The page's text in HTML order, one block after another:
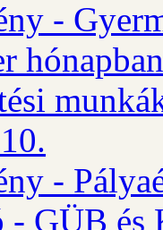
-
hónapban
-
GÜB és